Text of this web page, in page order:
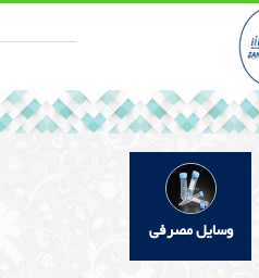
وسایل مصرفی